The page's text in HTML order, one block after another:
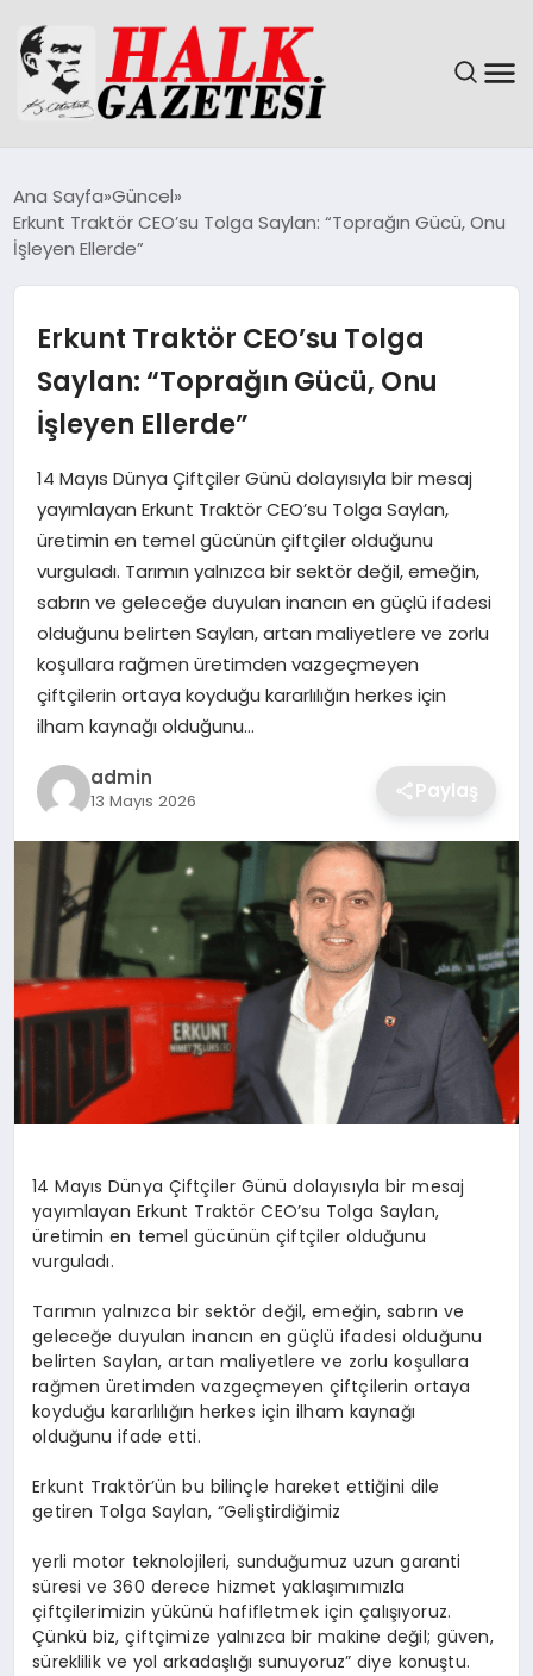
DÜNYA
MAGAZIN
SAĞLIK
SIYASET
SPOR
TEKNOLOJI
YAŞAM
Ana Sayfa Güncel
Erkunt Traktör CEO’su Tolga Saylan: “Toprağın Gücü, Onu
İşleyen Ellerde”
Erkunt Traktör CEO’su Tolga
Saylan: “Toprağın Gücü, Onu
İşleyen Ellerde”
14 Mayıs Dünya Çiftçiler Günü dolayısıyla bir mesaj
yayımlayan Erkunt Traktör CEO’su Tolga Saylan,
üretimin en temel gücünün çiftçiler olduğunu
vurguladı. Tarımın yalnızca bir sektör değil, emeğin,
sabrın ve geleceğe duyulan inancın en güçlü ifadesi
olduğunu belirten Saylan, artan maliyetlere ve zorlu
koşullara rağmen üretimden vazgeçmeyen
çiftçilerin ortaya koyduğu kararlılığın herkes için
ilham kaynağı olduğunu…
admin
13 Mayıs 2026 Paylaş
14 Mayıs Dünya Çiftçiler Günü dolayısıyla bir mesaj
yayımlayan Erkunt Traktör CEO’su Tolga Saylan,
üretimin en temel gücünün çiftçiler olduğunu
vurguladı.
Tarımın yalnızca bir sektör değil, emeğin, sabrın ve
geleceğe duyulan inancın en güçlü ifadesi olduğunu
belirten Saylan, artan maliyetlere ve zorlu koşullara
rağmen üretimden vazgeçmeyen çiftçilerin ortaya
koyduğu kararlılığın herkes için ilham kaynağı
olduğunu ifade etti.
Erkunt Traktör’ün bu bilinçle hareket ettiğini dile
getiren Tolga Saylan, “Geliştirdiğimiz
yerli motor teknolojileri, sunduğumuz uzun garanti
süresi ve 360 derece hizmet yaklaşımımızla
çiftçilerimizin yükünü hafifletmek için çalışıyoruz.
Çünkü biz, çiftçimize yalnızca bir makine değil; güven,
süreklilik ve yol arkadaşlığı sunuyoruz” diye konuştu.